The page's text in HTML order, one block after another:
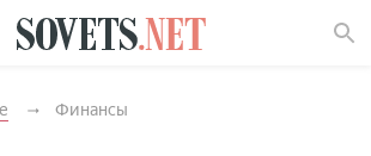
Финансы